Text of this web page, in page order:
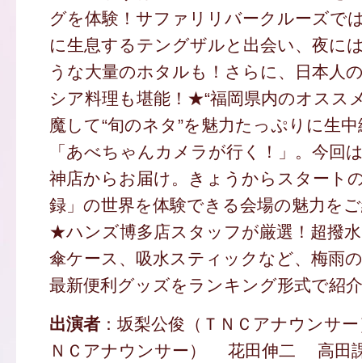
グを体験！サファリリバークルーズで
に生息するテングザルと出会い、夜に
うな大量のホタルも！さらに、日本人
シア料理も堪能！★“福岡県内のオスス
魔して“旬のネタ”を魅力たっぷりに生
「あべちゃんカメラが行く！」。今回
神店からお届け。きょうからスタート
録」の世界を体験できる会場の魅力を
★ハンズ博多店スタッフが厳選！超撥
傘ケース、吸水スティックなど、梅雨
最新便利グッズをランキング形式で紹
出演者：坂梨公俊（ＴＮＣアナウンサ
ＮＣアナウンサー） 花田伸二 高